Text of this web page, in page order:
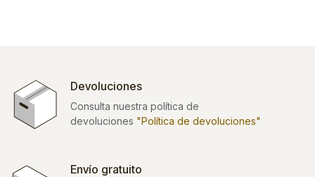
Devoluciones
Consulta nuestra política de
devoluciones "Política de devoluciones"
Envío gratuito